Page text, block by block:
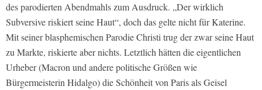
des parodierten Abendmahls zum Ausdruck. „Der wirklich
Subversive riskiert seine Haut“, doch das gelte nicht für Katerine.
Mit seiner blasphemischen Parodie Christi trug der zwar seine Haut
zu Markte, riskierte aber nichts. Letztlich hätten die eigentlichen
Urheber (Macron und andere politische Größen wie
Bürgermeisterin Hidalgo) die Schönheit von Paris als Geisel